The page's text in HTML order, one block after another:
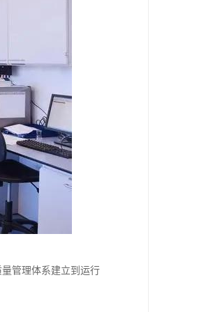
管理体系建立到运行